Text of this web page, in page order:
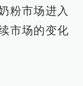
粉市场进入
市场的变化